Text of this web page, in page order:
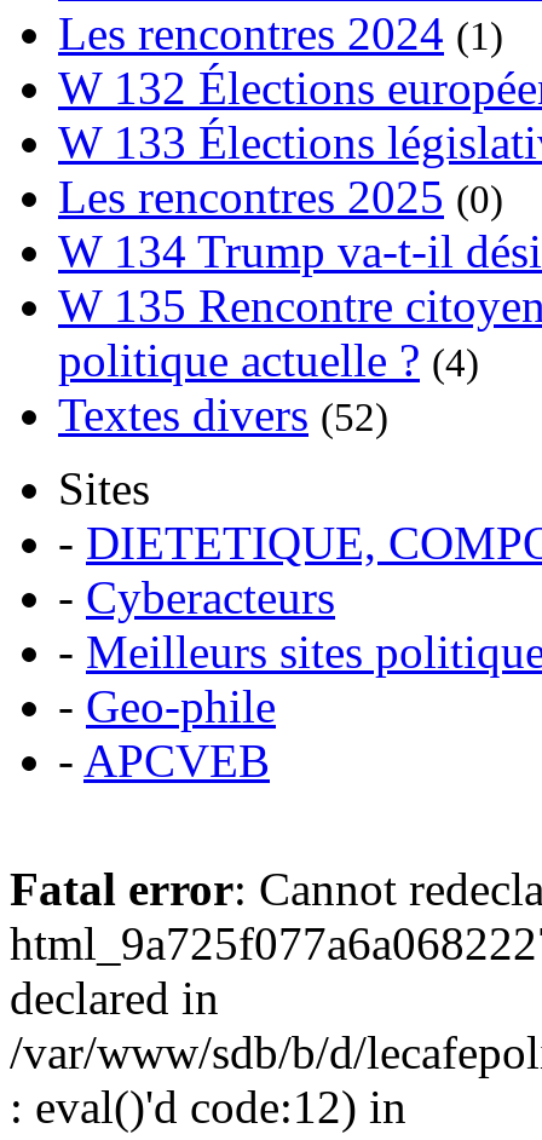
Les rencontres 2024 (1)
W 132 Élections
W 133 Élections
Les rencontres 2025 (0)
W 134 Trump va-t-il
W 135 Rencontre
politique actuelle ? (4)
Textes divers (52)
Sites
- DIETETIQUE,
- Cyberacteurs
- Meilleurs sites
- Geo-phile
- APCVEB
Fatal error: Cannot
declared in
/var/www/sdb/b/d/
: eval()'d code:12) in